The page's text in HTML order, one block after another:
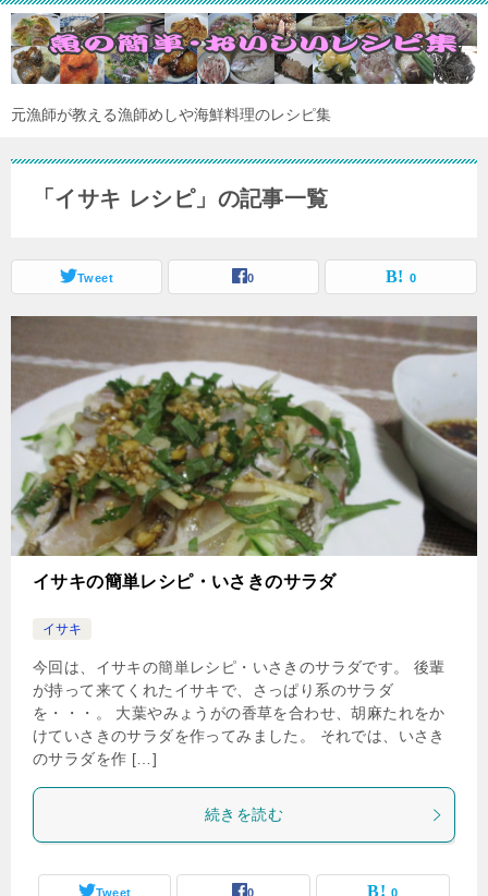
元漁師が教える漁師めしや海鮮料理のレシピ集
「イサキ レシピ」の記事一覧
Tweet 0 0
イサキの簡単レシピ・いさきのサラダ
イサキ
今回は、イサキの簡単レシピ・いさきのサラダです。 後輩
が持って来てくれたイサキで、さっぱり系のサラダ
を・・・。 大葉やみょうがの香草を合わせ、胡麻たれをか
けていさきのサラダを作ってみました。 それでは、いさき
のサラダを作 […]
続きを読む
Tweet 0 0